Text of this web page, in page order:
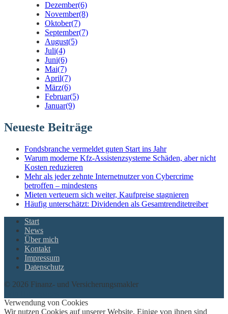
Dezember(6)
November(8)
Oktober(7)
September(7)
August(5)
Juli(4)
Juni(6)
Mai(7)
April(7)
März(6)
Februar(5)
Januar(9)
Neueste Beiträge
Fondsbranche vermeldet guten Start ins Jahr
Warum moderne Kfz-Assistenzsysteme Schäden, aber nicht
Kosten reduzieren
Mehr als jeder zehnte Internetnutzer von Cybercrime
betroffen – mindestens
Mieten verteuern sich weiter, Kaufpreise stagnieren
Häufig unterschätzt: Dividenden als Gesamtrenditetreiber
Start
News
Über mich
Kontakt
Impressum
Datenschutz
© 2026 Finanz- und Versicherungsmakler
Verwendung von Cookies
Wir nutzen Cookies auf unserer Website. Einige von ihnen sind